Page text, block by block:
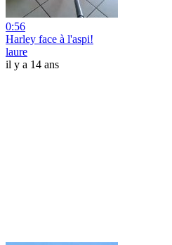
0:56
Harley face à l'aspi!
laure
il y a 14 ans